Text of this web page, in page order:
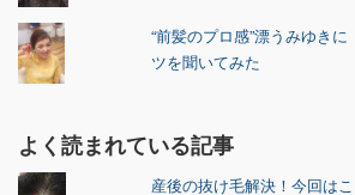
“前髪のプロ感”漂うみゆき
ツを聞いてみた
よく読まれている記事
産後の抜け毛解決！今回は